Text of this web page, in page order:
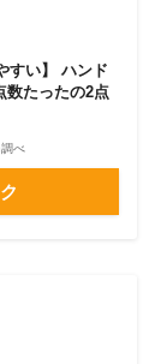
すい】 ハンド
数たったの2点
べ